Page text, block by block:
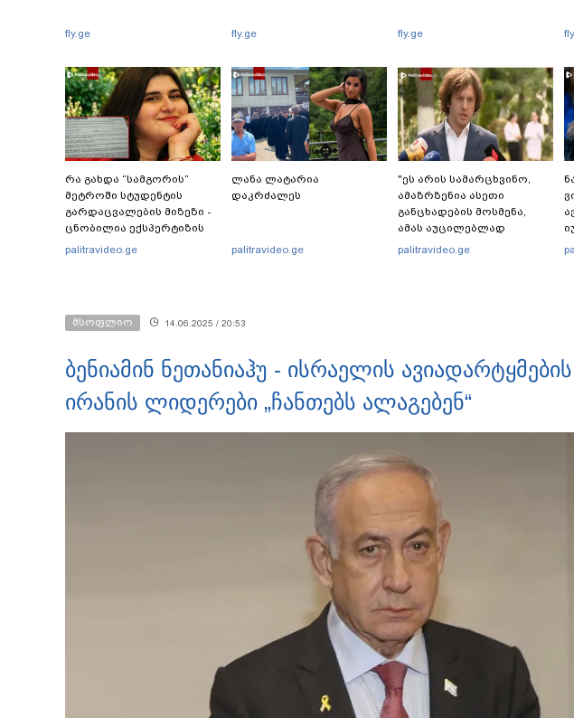
fly.ge fly.ge fly.ge
რა გახდა “სამგორის”
მეტროში სტუდენტის
გარდაცვალების მიზეზი -
ცნობილია ექსპერტიზის
პასუხი
palitravideo.ge
ლანა ლატარია
დაკრძალეს
palitravideo.ge
"ეს არის სამარცხვინო,
ამაზრზენია ასეთი
განცხადების მოსმენა,
ამას აუცილებლად
სჭირდება საზოგადოების
palitravideo.ge
მსოფლიო 14.06.2025 / 20:53
ბენიამინ ნეთანიაჰუ - ისრაელის
ირანის ლიდერები „ჩანთებს ალაგებენ“